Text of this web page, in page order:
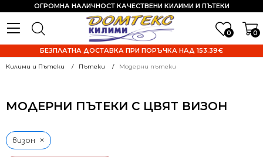
0 0
ОГРОМНА НАЛИЧНОСТ КАЧЕСТВЕНИ КИЛИМИ И ПЪТЕКИ
БЕЗПЛАТНА ДОСТАВКА ПРИ ПОРЪЧКА НАД 153.39€
Килими и Пътеки Пътеки Модерни пътеки
МОДЕРНИ ПЪТЕКИ С ЦВЯТ ВИЗОН
визон ×